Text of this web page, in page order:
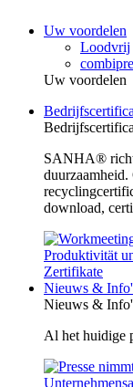
Uw voordelen
Loodvrij
Uw voordelen
SANHA® richt
download,
Nieuws &
Nieuws &
Al het huidige